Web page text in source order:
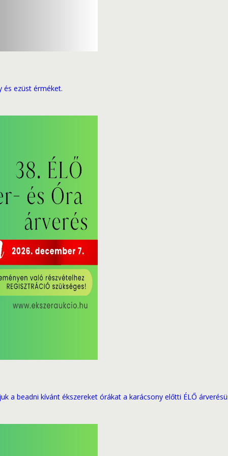
és ezüst érméket.
a beadni kívánt ékszereket órákat a karácsony előtti ÉLŐ